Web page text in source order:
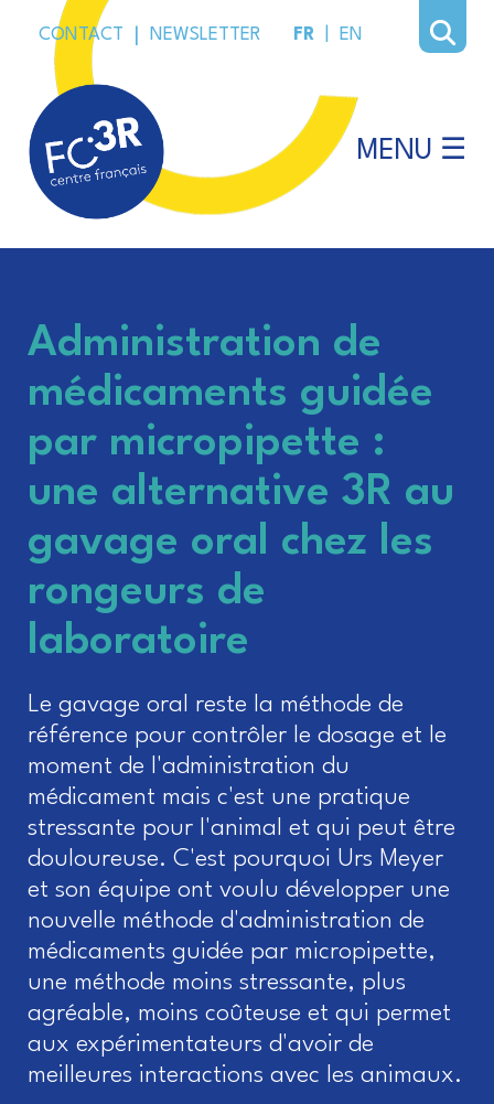
CONTACT NEWSLETTER FR EN
MENU ☰
Administration de
médicaments guidée
par micropipette :
une alternative 3R au
gavage oral chez les
rongeurs de
laboratoire
Le gavage oral reste la méthode de
référence pour contrôler le dosage et le
moment de l'administration du
médicament mais c'est une pratique
stressante pour l'animal et qui peut être
douloureuse. C'est pourquoi Urs Meyer
et son équipe ont voulu développer une
nouvelle méthode d'administration de
médicaments guidée par micropipette,
une méthode moins stressante, plus
agréable, moins coûteuse et qui permet
aux expérimentateurs d'avoir de
meilleures interactions avec les animaux.